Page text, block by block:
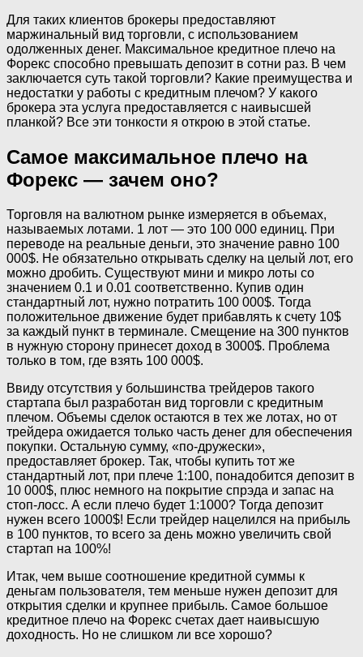
Для таких клиентов брокеры предоставляют
маржинальный вид торговли, с использованием
одолженных денег. Максимальное кредитное плечо на
Форекс способно превышать депозит в сотни раз. В чем
заключается суть такой торговли? Какие преимущества и
недостатки у работы с кредитным плечом? У какого
брокера эта услуга предоставляется с наивысшей
планкой? Все эти тонкости я открою в этой статье.
Самое максимальное плечо на
Форекс — зачем оно?
Торговля на валютном рынке измеряется в объемах,
называемых лотами. 1 лот — это 100 000 единиц. При
переводе на реальные деньги, это значение равно 100
000$. Не обязательно открывать сделку на целый лот, его
можно дробить. Существуют мини и микро лоты со
значением 0.1 и 0.01 соответственно. Купив один
стандартный лот, нужно потратить 100 000$. Тогда
положительное движение будет прибавлять к счету 10$
за каждый пункт в терминале. Смещение на 300 пунктов
в нужную сторону принесет доход в 3000$. Проблема
только в том, где взять 100 000$.
Ввиду отсутствия у большинства трейдеров такого
стартапа был разработан вид торговли с кредитным
плечом. Объемы сделок остаются в тех же лотах, но от
трейдера ожидается только часть денег для обеспечения
покупки. Остальную сумму, «по-дружески»,
предоставляет брокер. Так, чтобы купить тот же
стандартный лот, при плече 1:100, понадобится депозит в
10 000$, плюс немного на покрытие спрэда и запас на
стоп-лосс. А если плечо будет 1:1000? Тогда депозит
нужен всего 1000$! Если трейдер нацелился на прибыль
в 100 пунктов, то всего за день можно увеличить свой
стартап на 100%!
Итак, чем выше соотношение кредитной суммы к
деньгам пользователя, тем меньше нужен депозит для
открытия сделки и крупнее прибыль. Самое большое
кредитное плечо на Форекс счетах дает наивысшую
доходность. Но не слишком ли все хорошо?